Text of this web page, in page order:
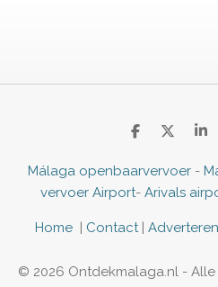
D
l
n
D
e
S
a
e
Málaga openbaarvervoer -
vervoer Airport- Arivals
Home Contact| Adverteren
© 2026 Ontdekmalaga.nl -